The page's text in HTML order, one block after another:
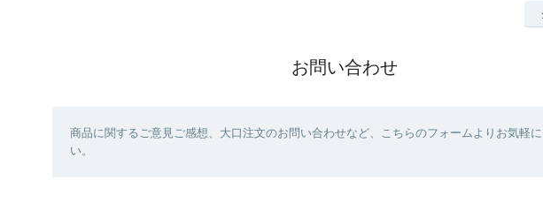
お問い合わせ
商品に関するご意見ご感想、大口注文のお問い合わせなど、こちらのフォームよりお気軽
い。